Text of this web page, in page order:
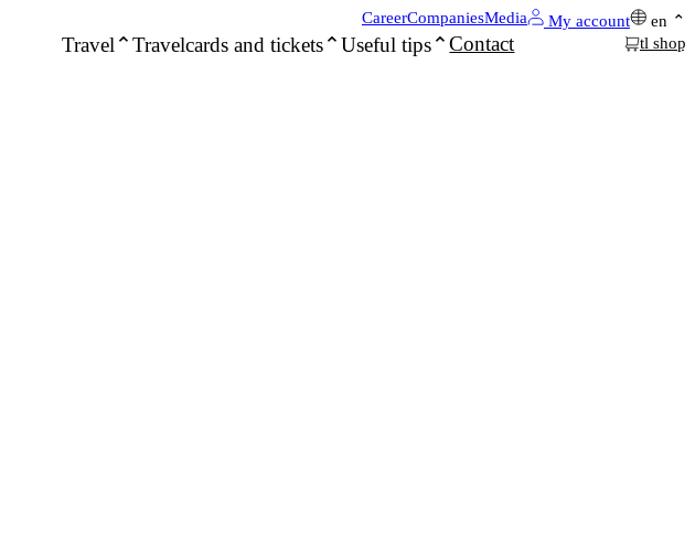
Travel Travelcards and tickets Useful tips Contact
CareerCompaniesMedia My account
en
tl shop